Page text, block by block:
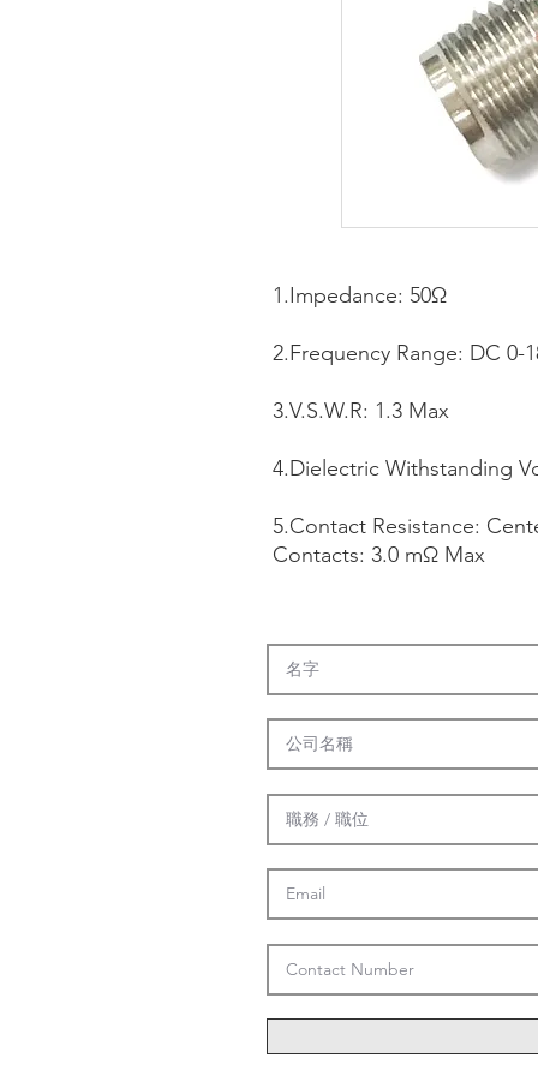
1.Impedance: 50Ω
2.Frequency Range: DC 0-
3.V.S.W.R: 1.3 Max
4.Dielectric Withstanding
5.Contact Resistance:
Contacts: 3.0 mΩ Max